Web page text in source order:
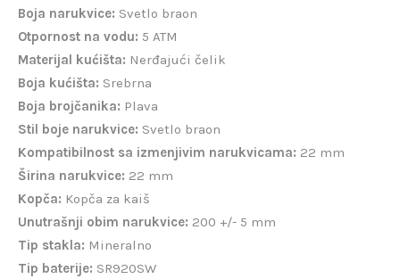
Boja narukvice: Svetlo braon
Otpornost na vodu: 5 ATM
Materijal kućišta: Nerđajući čelik
Boja kućišta: Srebrna
Boja brojčanika: Plava
Stil boje narukvice: Svetlo braon
Kompatibilnost sa izmenjivim narukvicama: 22 mm
Širina narukvice: 22 mm
Kopča: Kopča za kaiš
Unutrašnji obim narukvice: 200 +/- 5 mm
Tip stakla: Mineralno
Tip baterije: SR920SW